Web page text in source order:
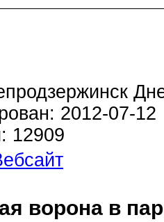
2012-07-12
12909
ворона в